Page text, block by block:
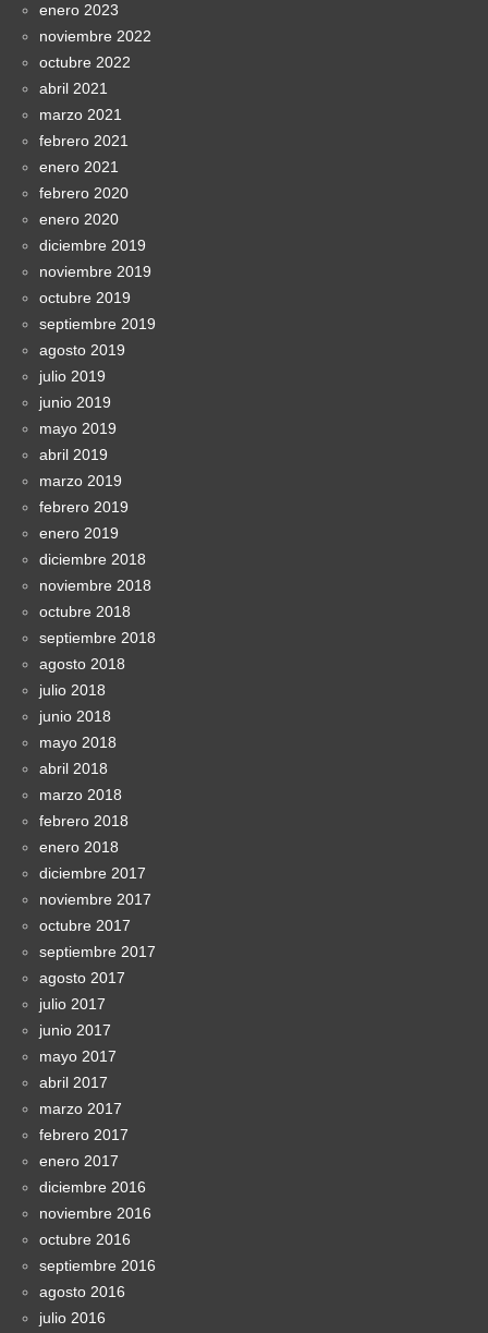
enero 2023
noviembre 2022
octubre 2022
abril 2021
marzo 2021
febrero 2021
enero 2021
febrero 2020
enero 2020
diciembre 2019
noviembre 2019
octubre 2019
septiembre 2019
agosto 2019
julio 2019
junio 2019
mayo 2019
abril 2019
marzo 2019
febrero 2019
enero 2019
diciembre 2018
noviembre 2018
octubre 2018
septiembre 2018
agosto 2018
julio 2018
junio 2018
mayo 2018
abril 2018
marzo 2018
febrero 2018
enero 2018
diciembre 2017
noviembre 2017
octubre 2017
septiembre 2017
agosto 2017
julio 2017
junio 2017
mayo 2017
abril 2017
marzo 2017
febrero 2017
enero 2017
diciembre 2016
noviembre 2016
octubre 2016
septiembre 2016
agosto 2016
julio 2016